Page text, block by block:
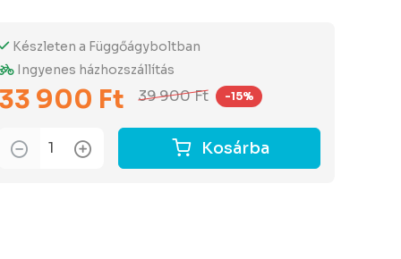
Készleten a Függőágyboltban
Ingyenes házhozszállítás
33 900 Ft 39 900 Ft -15%
Kosárba